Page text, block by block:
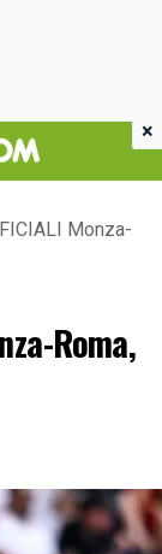
Monza-
Roma,
×